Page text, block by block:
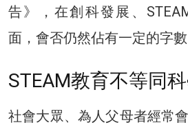
告》，在創科發展、
面，會否仍然佔有一定的字數
STEAM教育不等同
社會大眾、為人父母者經常